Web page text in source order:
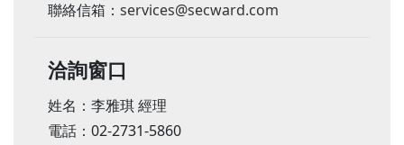
聯絡信箱：services@secward.com
洽詢窗口
姓名：李雅琪 經理
電話：02-2731-5860